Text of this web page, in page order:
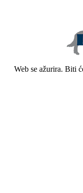
Web se ažurira. Biti